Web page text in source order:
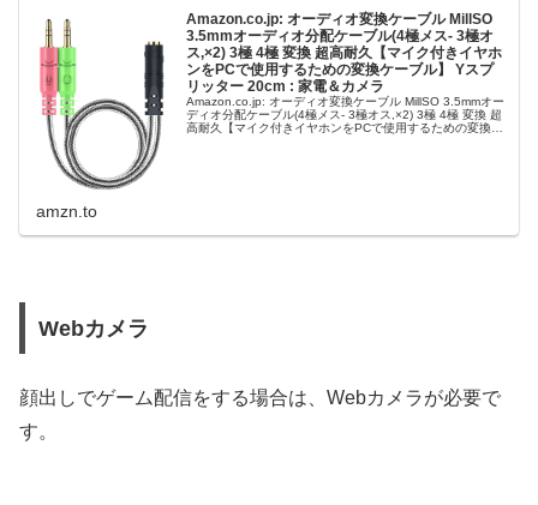
Amazon.co.jp: オーディオ変換ケーブル MillSO
3.5mmオーディオ分配ケーブル(4極メス- 3極オ
ス,×2) 3極 4極 変換 超高耐久【マイク付きイヤホ
ンをPCで使用するための変換ケーブル】 Yスプ
リッター 20cm : 家電＆カメラ
Amazon.co.jp: オーディオ変換ケーブル MillSO 3.5mmオー
ディオ分配ケーブル(4極メス- 3極オス,×2) 3極 4極 変換 超
高耐久【マイク付きイヤホンをPCで使用するための変換ケ
amzn.to
Webカメラ
顔出しでゲーム配信をする場合は、Webカメラが必要で
す。